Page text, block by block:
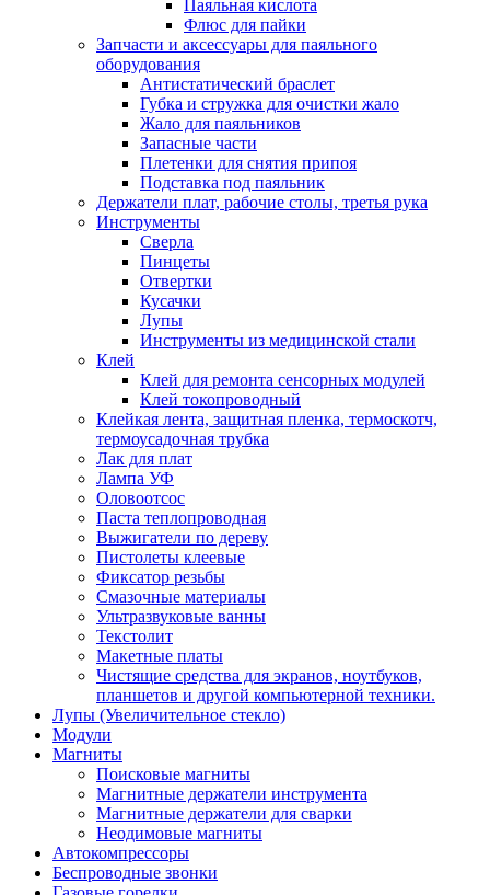
Паяльная кислота
Флюс для пайки
Запчасти и аксессуары для паяльного
оборудования
Антистатический браслет
Губка и стружка для очистки жало
Жало для паяльников
Запасные части
Плетенки для снятия припоя
Подставка под паяльник
Держатели плат, рабочие столы, третья рука
Инструменты
Сверла
Пинцеты
Отвертки
Кусачки
Лупы
Инструменты из медицинской стали
Клей
Клей для ремонта сенсорных модулей
Клей токопроводный
Клейкая лента, защитная пленка, термоскотч,
термоусадочная трубка
Лак для плат
Лампа УФ
Оловоотсос
Паста теплопроводная
Выжигатели по дереву
Пистолеты клеевые
Фиксатор резьбы
Смазочные материалы
Ультразвуковые ванны
Текстолит
Макетные платы
Чистящие средства для экранов, ноутбуков,
планшетов и другой компьютерной техники.
Лупы (Увеличительное стекло)
Модули
Магниты
Поисковые магниты
Магнитные держатели инструмента
Магнитные держатели для сварки
Неодимовые магниты
Автокомпрессоры
Беспроводные звонки